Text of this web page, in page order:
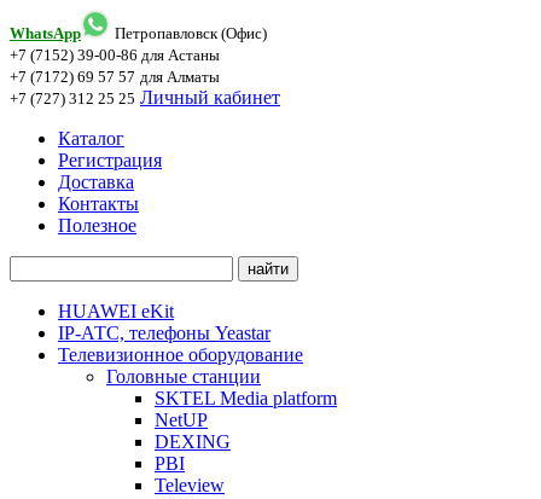
WhatsApp
Петропавловск (Офис)
+7 (7152) 39-00-86 для Астаны
+7 (7172) 69 57 57 для Алматы
+7 (727) 312 25 25 Личный кабинет
Каталог
Регистрация
Доставка
Контакты
Полезное
HUAWEI eKit
IP-АТС, телефоны Yeastar
Телевизионное оборудование
Головные станции
SKTEL Media platform
NetUP
DEXING
PBI
Teleview